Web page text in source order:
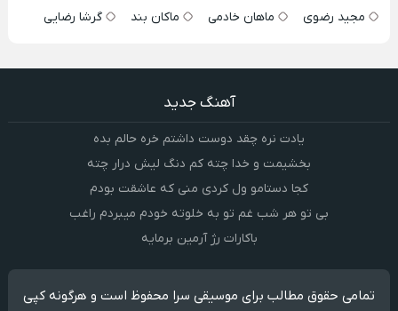
مجید رضوی
ماهان خادمی ماکان بند گرشا رضایی
آهنگ جدید
یادت نره چقد دوست داشتم خره حالم بده
بخشیمت و خدا چته کم دنگ لیش درار چته
کجا دستامو ول کردی منی که عاشقت بودم
بی تو هر شب غم تو به خلوته خودم میبردم راغب
باکارات رژ آرمین برمایه
تمامی حقوق مطالب برای موسیقی سرا محفوظ است و هرگونه کپی